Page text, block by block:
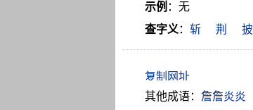
示例 ：无
查字义： 斩 荆 披
其他成语： 詹詹炎炎